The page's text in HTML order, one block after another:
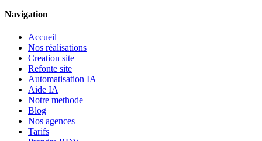
Navigation
Accueil
Nos réalisations
Creation site
Refonte site
Automatisation IA
Aide IA
Notre methode
Blog
Nos agences
Tarifs